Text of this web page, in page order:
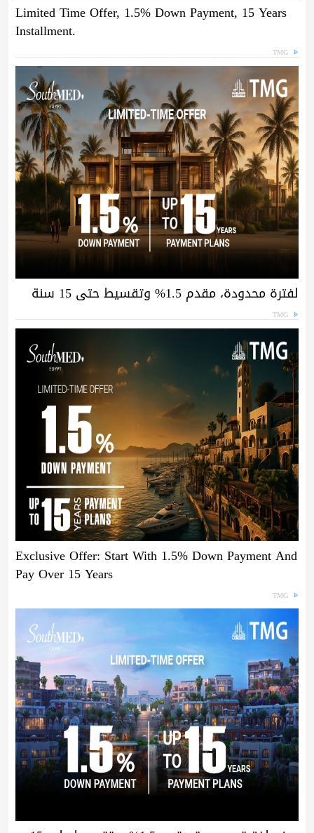
Limited Time Offer, 1.5% Down Payment, 15 Years
Installment.
TMG
لفترة محدودة، مقدم 1.5% وتقسيط حتى 15 سنة
TMG
Exclusive Offer: Start With 1.5% Down Payment And
Pay Over 15 Years
TMG